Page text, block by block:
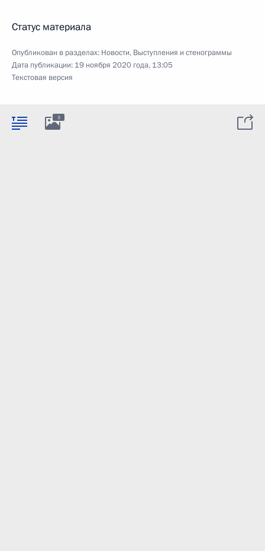
Статус материала
Опубликован в разделах: Новости, Выступления и стенограммы
Дата публикации: 19 ноября 2020 года, 13:05
Текстовая версия
3